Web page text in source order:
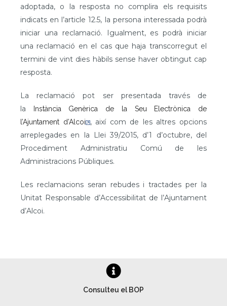
adoptada, o la resposta no complira els requisits
indicats en l’article 12.5, la persona interessada podrà
iniciar una reclamació. Igualment, es podrà iniciar
una reclamació en el cas que haja transcorregut el
termini de vint dies hàbils sense haver obtingut cap
resposta.
La reclamació pot ser presentada través de
la
Instància Genèrica de la Seu Electrònica de
l’Ajuntament d’Alcoi , així com de les altres opcions
arreplegades en la Llei 39/2015, d’1 d’octubre, del
Procediment Administratiu Comú de les
Administracions Públiques.
Les reclamacions seran rebudes i tractades per la
Unitat Responsable d’Accessibilitat de l’Ajuntament
d’Alcoi.
Consulteu el BOP